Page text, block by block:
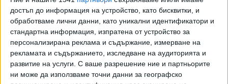
достъп до информация на устройство, като бисквитки, и
обработваме лични данни, като уникални идентификатори и
стандартна информация, изпратена от устройство за
персонализирана реклама и съдържание, измерване на
рекламата и съдържанието, изследване на аудиторията и
развитие на услуги. С ваше разрешение ние и партньорите
ни може да използваме точни данни за географско
основание, с намерение да го присвои, чуждо движимо
имущество – 147 монети на обща стойност 106 763 лв. и
едно златно кюлче с тегло 1000 грама, 23,88 карата, на
стойност 109 718 лева, собственост на Явор Златанов,
както и сума в размер на 550 хил. евро, с левова
равностойност 1 085 485,65 лв., собственост на Юлия
Златанова, Явор Златанов и Пролетина Златанова.